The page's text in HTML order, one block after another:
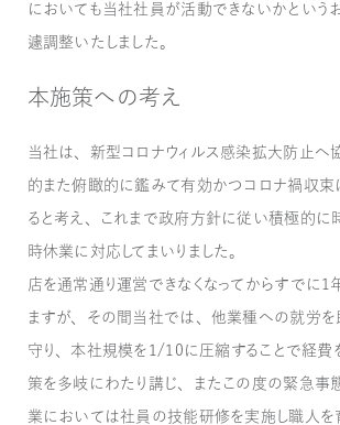
においても当社社員が活動できないかという
遽調整いたしました。
本施策への考え
当社は、新型コロナウィルス感染拡大防止へ
的また俯瞰的に鑑みて有効かつコロナ禍収束
ると考え、これまで政府方針に従い積極的に
時休業に対応してまいりました。
店を通常通り運営できなくなってからすでに1
ますが、その間当社では、他業種への就労を
守り、本社規模を1/10に圧縮することで経費
策を多岐にわたり講じ、またこの度の緊急事
業においては社員の技能研修を実施し職人を